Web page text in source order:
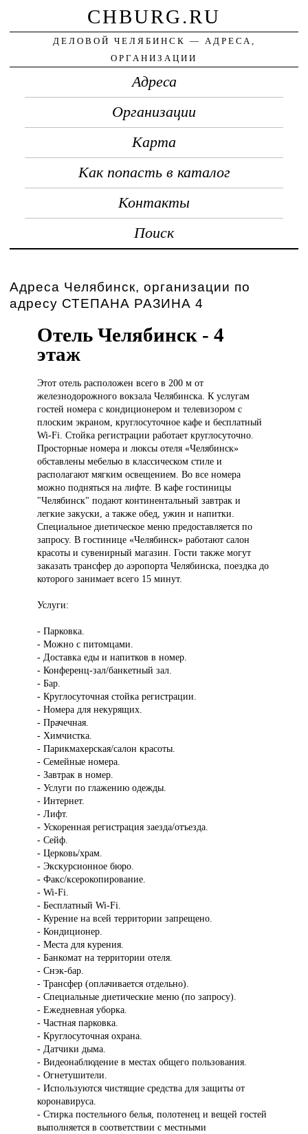
CHBURG.RU
ДЕЛОВОЙ ЧЕЛЯБИНСК — АДРЕСА,
ОРГАНИЗАЦИИ
Адреса
Организации
Карта
Как попасть в каталог
Контакты
Поиск
Адреса Челябинск, организации по
адресу СТЕПАНА РАЗИНА 4
Отель Челябинск - 4
этаж
Этот отельрасположен всего в 200 м от
железнодорожного вокзала Челябинска. К услугам
гостей номера с кондиционером и телевизором с
плоским экраном, круглосуточное кафе и бесплатный
Wi-Fi. Стойка регистрации работает круглосуточно.
Просторные номера и люксы отеля «Челябинск»
обставлены мебелью в классическом стиле и
располагают мягким освещением. Во все номера
можно подняться на лифте. В кафе гостиницы
"Челябинск" подают континентальный завтрак и
легкие закуски, а также обед, ужин и напитки.
Специальное диетическое меню предоставляется по
запросу. В гостинице «Челябинск» работают салон
красоты и сувенирный магазин. Гости также могут
заказать трансфер до аэропорта Челябинска, поездка до
которого занимает всего 15 минут.
Услуги:
- Парковка.
- Можно с питомцами.
- Доставка еды и напитков в номер.
- Конференц-зал/банкетный зал.
- Бар.
- Круглосуточная стойка регистрации.
- Номера для некурящих.
- Прачечная.
- Химчистка.
- Парикмахерская/салон красоты.
- Семейные номера.
- Завтрак в номер.
- Услуги по глажению одежды.
- Интернет.
- Лифт.
- Ускоренная регистрация заезда/отъезда.
- Сейф.
- Церковь/храм.
- Экскурсионное бюро.
- Факс/ксерокопирование.
- Wi-Fi.
- Бесплатный Wi-Fi.
- Курение на всей территории запрещено.
- Кондиционер.
- Места для курения.
- Банкомат на территории отеля.
- Снэк-бар.
- Трансфер (оплачивается отдельно).
- Специальные диетические меню (по запросу).
- Ежедневная уборка.
- Частная парковка.
- Круглосуточная охрана.
- Датчики дыма.
- Видеонаблюдение в местах общего пользования.
- Огнетушители.
- Используются чистящие средства для защиты от
коронавируса.
- Стирка постельного белья, полотенец и вещей гостей
выполняется в соответствии с местными